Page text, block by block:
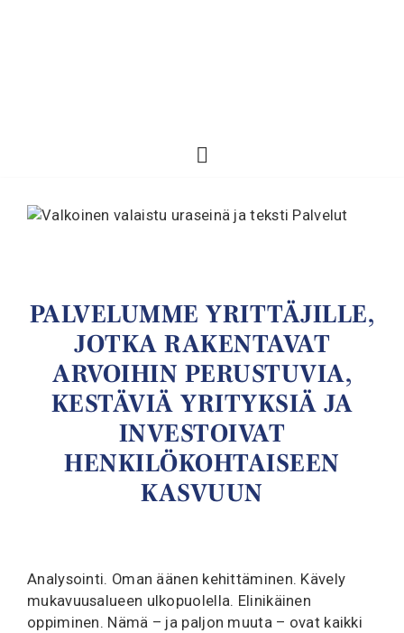
PALVELUMME YRITTÄJILLE,
JOTKA RAKENTAVAT
ARVOIHIN PERUSTUVIA,
KESTÄVIÄ YRITYKSIÄ JA
INVESTOIVAT
HENKILÖKOHTAISEEN
KASVUUN
Analysointi. Oman äänen kehittäminen. Kävely
mukavuusalueen ulkopuolella. Elinikäinen
oppiminen. Nämä – ja paljon muuta – ovat kaikki